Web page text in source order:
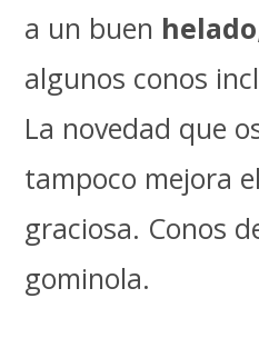
a un buen helado
algunos conos
La novedad que
tampoco mejora
graciosa. Conos
gominola.